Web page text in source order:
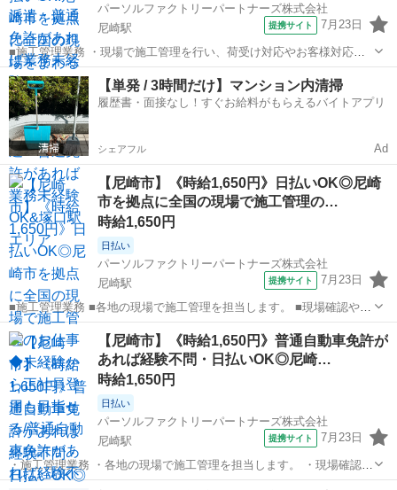
パーソルファクトリーパートナーズ株式会社
尼崎駅
提携サイト 7月23日
■施工管理業務 ・現場で施工管理を行い、荷受け対応やお客様対応を
します。 ・お昼には進捗報告、15時頃には業務報告を行います。 ・普
通自動車免許があれば未経験でもOK! ※北海道から沖縄まで、全国各
地へ出張します。 ★紹介...
兵庫 尼崎市 尼崎駅 その他
【単発 / 3時間だけ】マンション内清掃
履歴書・面接なし！すぐお給料がもらえるバイトアプリ
シェアフル Ad
【尼崎市】《時給1,650円》日払いOK◎尼崎
市を拠点に全国の現場で施工管理の…
時給1,650円
日払い
パーソルファクトリーパートナーズ株式会社
尼崎駅
提携サイト 7月23日
■施工管理業務 ■各地の現場で施工管理を担当します。 ■現場確認や進
捗報告、荷受けなどを行います。 ■未経験OK!普通自動車免許があれば
すぐに始められます。 ※北海道から沖縄まで、全国各地へ出張しま
す。 ■紹介予定派遣の求...
兵庫 尼崎市 尼崎駅 その他
【尼崎市】《時給1,650円》普通自動車免許が
あれば経験不問・日払いOK◎尼崎…
時給1,650円
日払い
パーソルファクトリーパートナーズ株式会社
尼崎駅
提携サイト 7月23日
・施工管理業務 ・各地の現場で施工管理を担当します。 ・現場確認や
進捗報告、荷受けなどを行います。 ・未経験OK!普通自動車免許があ